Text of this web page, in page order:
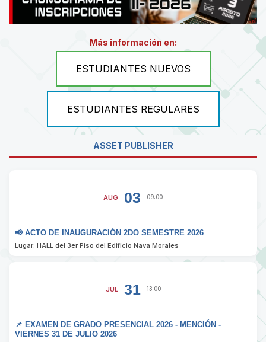
Más información en:
ESTUDIANTES NUEVOS
ESTUDIANTES REGULARES
ASSET PUBLISHER
AUG 03 09:00
📢 ACTO DE INAUGURACIÓN 2DO SEMESTRE 2026
Lugar: HALL del 3er Piso del Edificio Nava Morales
JUL 31 13:00
📌 EXAMEN DE GRADO PRESENCIAL 2026 - MENCIÓN -
VIERNES 31 DE JULIO 2026